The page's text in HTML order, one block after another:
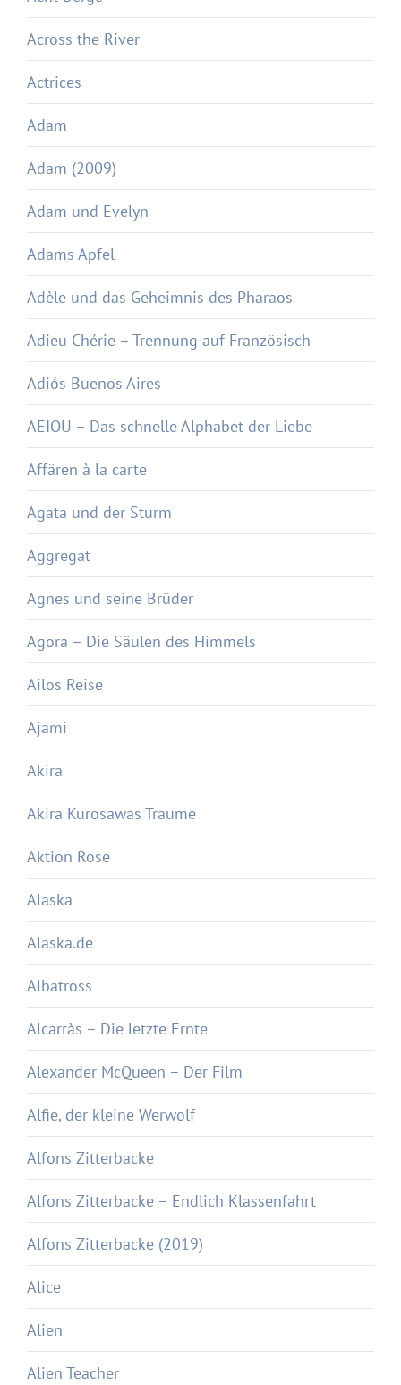
Across the River
Actrices
Adam
Adam (2009)
Adam und Evelyn
Adams Äpfel
Adèle und das Geheimnis des Pharaos
Adieu Chérie – Trennung auf Französisch
Adiós Buenos Aires
AEIOU – Das schnelle Alphabet der Liebe
Affären à la carte
Agata und der Sturm
Aggregat
Agnes und seine Brüder
Agora – Die Säulen des Himmels
Ailos Reise
Ajami
Akira
Akira Kurosawas Träume
Aktion Rose
Alaska
Alaska.de
Albatross
Alcarràs – Die letzte Ernte
Alexander McQueen – Der Film
Alfie, der kleine Werwolf
Alfons Zitterbacke
Alfons Zitterbacke – Endlich Klassenfahrt
Alfons Zitterbacke (2019)
Alice
Alien
Alien Teacher